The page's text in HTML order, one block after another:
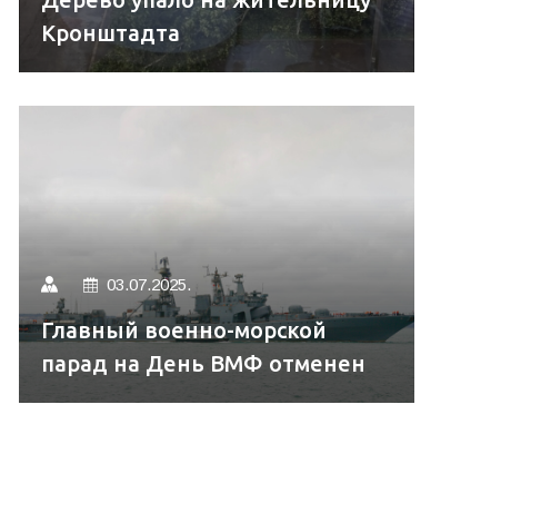
Кронштадта
03.07.2025.
Главный военно-морской
парад на День ВМФ отменен